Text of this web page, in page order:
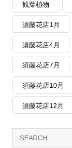
観葉植物
須藤花店1月
須藤花店4月
須藤花店7月
須藤花店10月
須藤花店12月